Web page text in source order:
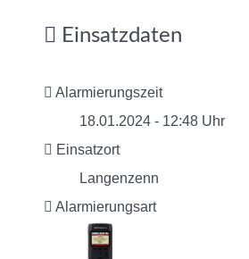
Einsatzdaten
Alarmierungszeit
18.01.2024 - 12:48 Uhr
Einsatzort
Langenzenn
Alarmierungsart